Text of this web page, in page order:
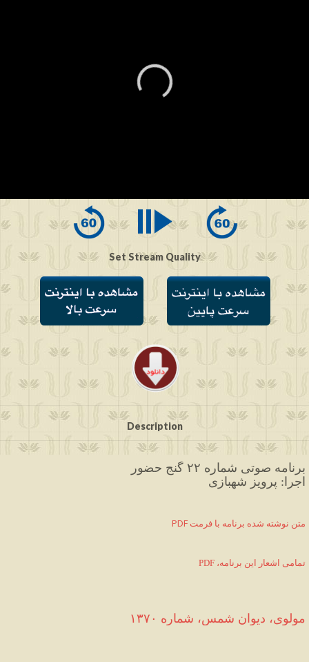
of
Set Stream Quality
Description
برنامه صوتی شماره ۲۲ گنج حضور
اجرا: پرویز شهبازی
PDF متن نوشته شده برنامه با فرمت
PDF ،تمامی اشعار این برنامه
مولوی، دیوان شمس، شماره ۱۳۷۰